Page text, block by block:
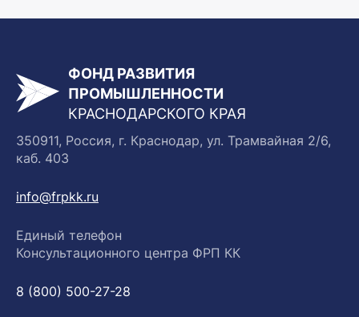
ФОНД РАЗВИТИЯ
ПРОМЫШЛЕННОСТИ
КРАСНОДАРСКОГО КРАЯ
350911, Россия, г. Краснодар, ул. Трамвайная 2/6,
каб. 403
info@frpkk.ru
Единый телефон
Консультационного центра ФРП КК
8 (800) 500-27-28